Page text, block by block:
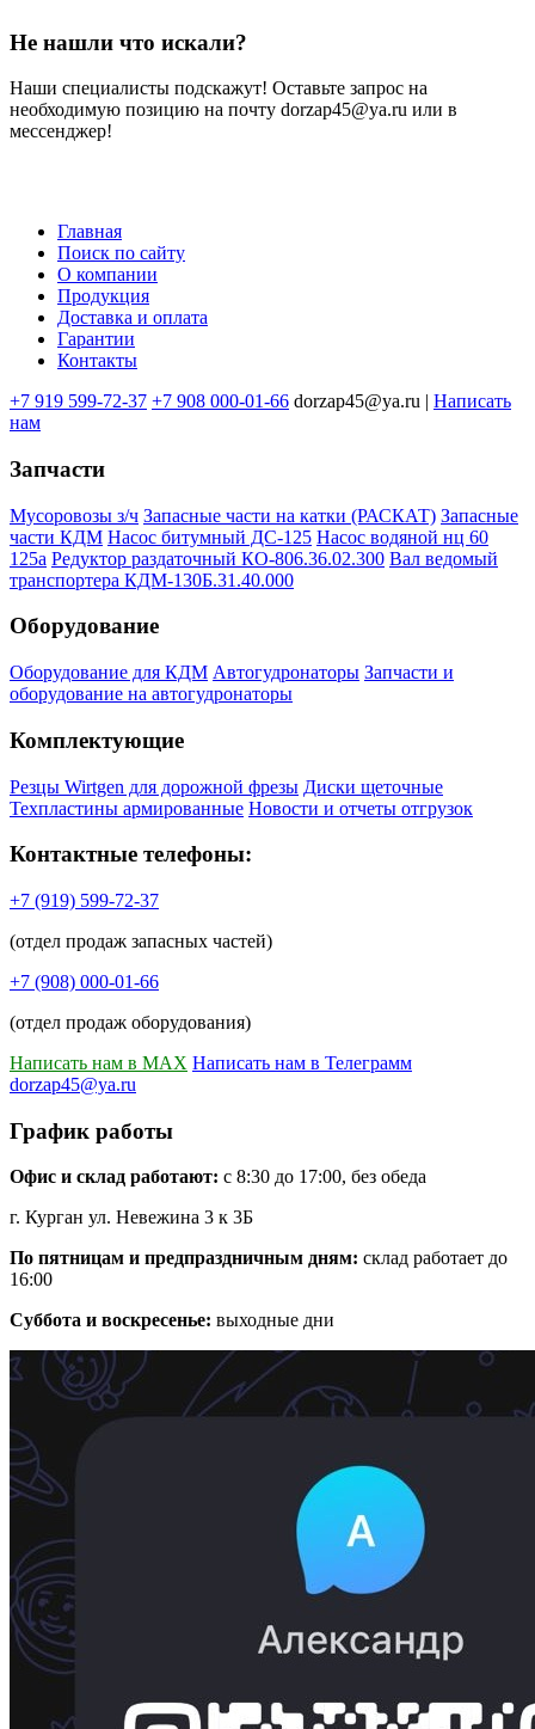
Не нашли что искали?
Наши специалисты подскажут! Оставьте запрос на
необходимую позицию на почту dorzap45@ya.ru или в
мессенджер!
Меню
подвале
Главная
Поиск по сайту
О компании
Продукция
Доставка и оплата
Гарантии
Контакты
+7 919 599-72-37 +7 908 000-01-66 dorzap45@ya.ru | Написать
нам
Запчасти
Мусоровозы з/ч Запасные части на катки (РАСКАТ) Запасные
части КДМ Насос битумный ДС-125 Насос водяной нц 60
125а Редуктор раздаточный КО-806.36.02.300 Вал ведомый
транспортера КДМ-130Б.31.40.000
Оборудование
Оборудование для КДМ Автогудронаторы Запчасти и
оборудование на автогудронаторы
Комплектующие
Резцы Wirtgen для дорожной фрезы Диски щеточные
Техпластины армированные Новости и отчеты отгрузок
Контактные телефоны:
+7 (919) 599-72-37
(отдел продаж запасных частей)
+7 (908) 000-01-66
(отдел продаж оборудования)
Написать нам в MAX Написать нам в Телеграмм
dorzap45@ya.ru
График работы
Офис и склад работают: с 8:30 до 17:00, без обеда
г. Курган ул. Невежина 3 к 3Б
По пятницам и предпраздничным дням: склад работает до
16:00
Суббота и воскресенье: выходные дни